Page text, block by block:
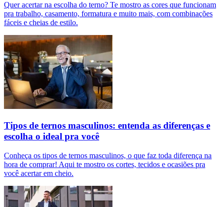
Quer acertar na escolha do terno? Te mostro as cores que funcionam
pra trabalho, casamento, formatura e muito mais, com combinações
fáceis e cheias de estilo.
Tipos de ternos masculinos: entenda as diferenças e
escolha o ideal pra você
Conheça os tipos de ternos masculinos, o que faz toda diferença na
hora de comprar! Aqui te mostro os cortes, tecidos e ocasiões pra
você acertar em cheio.